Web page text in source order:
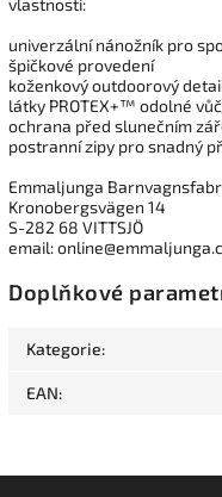
univerzální nánožník pro
špičkové provedení
koženkový outdoorový
látky PROTEX+™ odolné
ochrana před slunečním
postranní zipy pro snadný
Emmaljunga
Kronobergsvägen 14
S-282 68 VITTSJÖ
email:
Doplňkové
Kategorie:
EAN: